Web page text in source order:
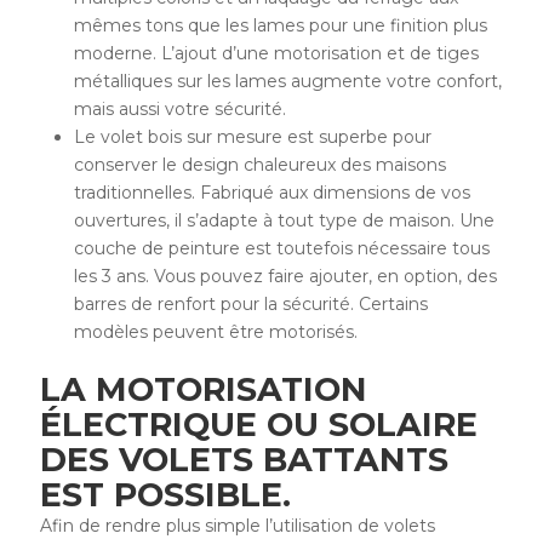
mêmes tons que les lames pour une finition plus
moderne. L’ajout d’une motorisation et de tiges
métalliques sur les lames augmente votre confort,
mais aussi votre sécurité.
Le volet bois sur mesure est superbe pour
conserver le design chaleureux des maisons
traditionnelles. Fabriqué aux dimensions de vos
ouvertures, il s’adapte à tout type de maison. Une
couche de peinture est toutefois nécessaire tous
les 3 ans. Vous pouvez faire ajouter, en option, des
barres de renfort pour la sécurité. Certains
modèles peuvent être motorisés.
LA MOTORISATION
ÉLECTRIQUE OU SOLAIRE
DES VOLETS BATTANTS
EST POSSIBLE.
Afin de rendre plus simple l’utilisation de volets